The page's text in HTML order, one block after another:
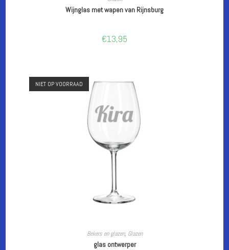
Wijnglas met wapen van Rijnsburg
€13,95
NIET OP VOORRAAD
CUSTOMIZE
Bekers en glazen, Glazen
glas ontwerper